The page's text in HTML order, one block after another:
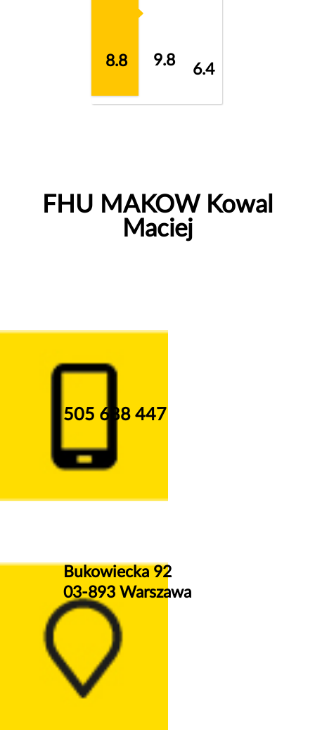
8.8 9.8
6.4
FHU MAKOW Kowal
Maciej
505 688 447
Bukowiecka 92
03-893 Warszawa